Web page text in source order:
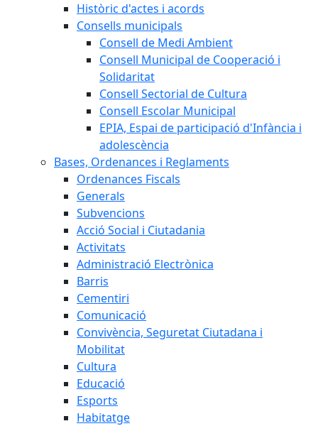
Històric d'actes i acords
Consells municipals
Consell de Medi Ambient
Consell Municipal de Cooperació i
Solidaritat
Consell Sectorial de Cultura
Consell Escolar Municipal
EPIA, Espai de participació d'Infància i
adolescència
Bases, Ordenances i Reglaments
Ordenances Fiscals
Generals
Subvencions
Acció Social i Ciutadania
Activitats
Administració Electrònica
Barris
Cementiri
Comunicació
Convivència, Seguretat Ciutadana i
Mobilitat
Cultura
Educació
Esports
Habitatge